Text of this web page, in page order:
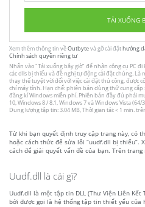
TẢI XUỐNG
Xem thêm thông tin vềOutbytevà gỡ cài đặthướng
Chính sách quyền riêng tư
Nhấn vào"Tải xuống bây giờ" để nhận công cụ PC
các dlls bị thiếu và đề nghị tự động cài đặt chúng. Là
thay thế tuyệt vời đối với việc cài đặt thủ công, được
chí máy tính. Hạn chế: phiên bản dùng thử cung
đăng kí Windows miễn phí. Phiên bản đầy đủ phải
10, Windows 8 / 8.1, Windows 7 và Windows Vista (64/
Dung lượng tập tin: 3.04 MB, Thời gian tải: < 1 min.
Từ khi bạn quyết định truy cập trang này, có
hoặc cách thức để sửa lỗi “uudf.dll bị thiếu”.
cách để giải quyết vấn đề của bạn. Trên
Uudf.dll là cái gì?
Uudf.dll là một tập tin DLL (Thư Viện Liên
bởi được gọi là hệ thống tập tin thiết yếu của